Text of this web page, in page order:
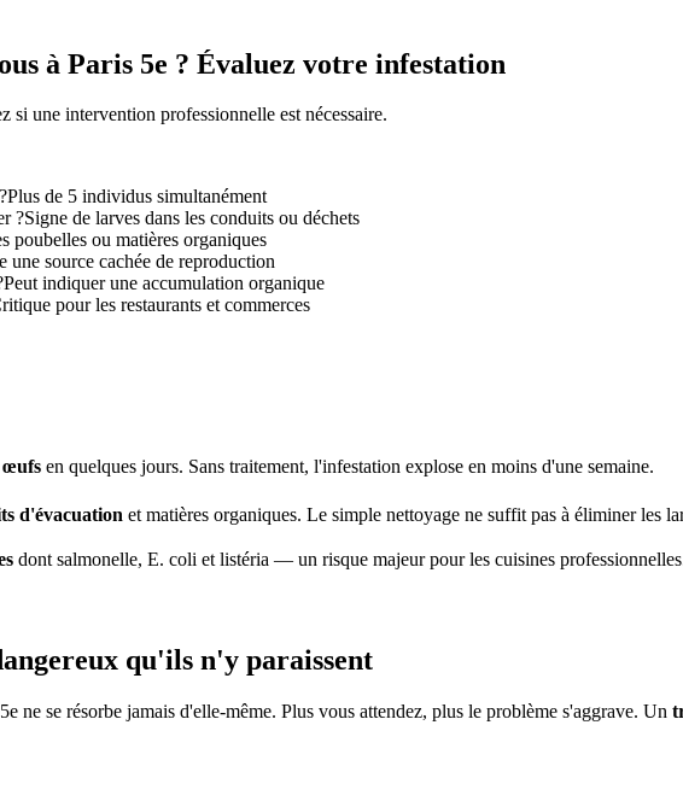
à Paris 5e ? Évaluez votre infestation
une intervention professionnelle est nécessaire.
Plus de 5 individus simultanément
?Signe de larves dans les conduits ou déchets
poubelles ou matières organiques
une source cachée de reproduction
Peut indiquer une accumulation organique
pour les restaurants et commerces
œufs en quelques jours. Sans traitement, l'infestation explose en moins d'une semaine.
d'évacuation et matières organiques. Le simple nettoyage ne suffit pas à éliminer les
dont salmonelle, E. coli et listéria — un risque majeur pour les cuisines
qu'ils n'y paraissent
ne se résorbe jamais d'elle-même. Plus vous attendez, plus le problème s'aggrave. Un